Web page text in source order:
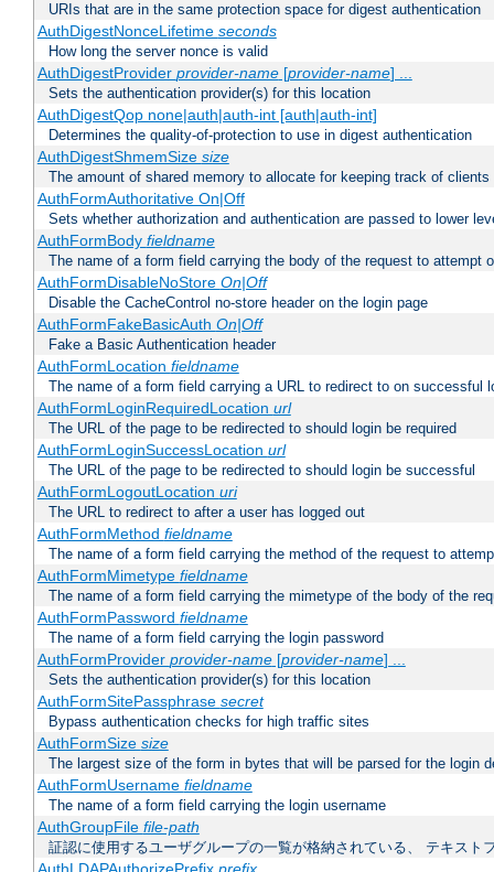
URIs that are in the same protection space for digest authentication
AuthDigestNonceLifetime seconds
How long the server nonce is valid
AuthDigestProvider provider-name[provider-name] ...
Sets the authentication provider(s) for this location
AuthDigestQop none|auth|auth-int [auth|auth-int]
Determines the quality-of-protection to use in digest authentication
AuthDigestShmemSize size
The amount of shared memory to allocate for keeping track of clients
AuthFormAuthoritative On|Off
Sets whether authorization and authentication are passed to lower
AuthFormBody fieldname
The name of a form field carrying the body of the request to attempt
AuthFormDisableNoStore On|Off
Disable the CacheControl no-store header on the login page
AuthFormFakeBasicAuth On|Off
Fake a Basic Authentication header
AuthFormLocation fieldname
The name of a form field carrying a URL to redirect to on successful
AuthFormLoginRequiredLocation url
The URL of the page to be redirected to should login be required
AuthFormLoginSuccessLocation url
The URL of the page to be redirected to should login be successful
AuthFormLogoutLocation uri
The URL to redirect to after a user has logged out
AuthFormMethod fieldname
The name of a form field carrying the method of the request to
AuthFormMimetype fieldname
The name of a form field carrying the mimetype of the body of the
AuthFormPassword fieldname
The name of a form field carrying the login password
AuthFormProvider provider-name[provider-name] ...
Sets the authentication provider(s) for this location
AuthFormSitePassphrase secret
Bypass authentication checks for high traffic sites
AuthFormSize size
The largest size of the form in bytes that will be parsed for the login
AuthFormUsername fieldname
The name of a form field carrying the login username
AuthGroupFile file-path
証認に使用するユーザグループの一覧が格納されている、 テキスト